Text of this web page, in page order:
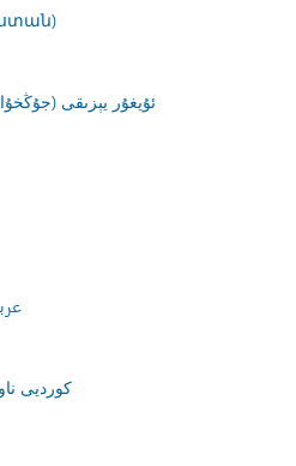
ئۇيغۇر يېزىقى
کوردیی